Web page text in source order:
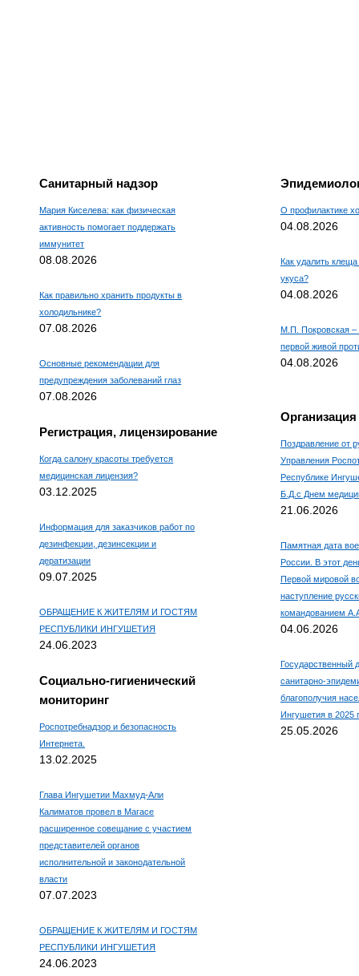
Санитарный надзор
Мария Киселева: как физическая
активность помогает поддержать
иммунитет
08.08.2026
Как правильно хранить продукты в
холодильнике?
07.08.2026
Основные рекомендации для
предупреждения заболеваний глаз
07.08.2026
Регистрация, лицензирование
Когда салону красоты требуется
медицинская лицензия?
03.12.2025
Информация для заказчиков работ по
дезинфекции, дезинсекции и
дератизации
09.07.2025
ОБРАЩЕНИЕ К ЖИТЕЛЯМ И ГОСТЯМ
РЕСПУБЛИКИ ИНГУШЕТИЯ
24.06.2023
Социально-гигиенический
мониторинг
Роспотребнадзор и безопасность
Интернета.
13.02.2025
Глава Ингушетии Махмуд-Али
Калиматов провел в Магасе
расширенное совещание с участием
представителей органов
исполнительной и законодательной
власти
07.07.2023
ОБРАЩЕНИЕ К ЖИТЕЛЯМ И ГОСТЯМ
РЕСПУБЛИКИ ИНГУШЕТИЯ
24.06.2023
О профилактике
04.08.2026
Как удалить
укуса?
04.08.2026
М.П. Покровская –
первой живой
04.08.2026
Поздравление от
Управления
Республике
Б.Д.с Днем
21.06.2026
Памятная дата
России. В этот
Первой мировой
наступление
командованием
04.06.2026
Государственный
санитарно-
благополучия
Ингушетия в 2025
25.05.2026